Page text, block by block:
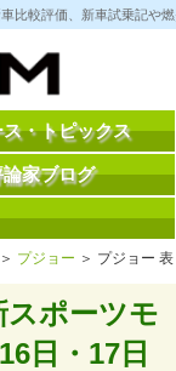
比較評価、新車試乗記や
・トピックス
論家ブログ
＞ プジョー ＞ プジョー 表
スポーツモ
日・17日